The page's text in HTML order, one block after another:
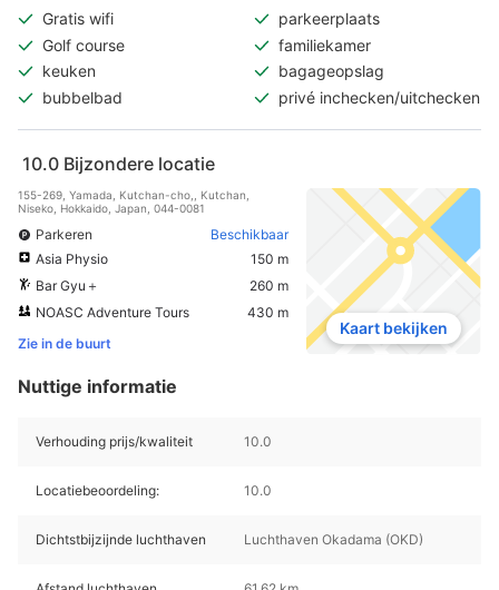
Gratis wifi
parkeerplaats
Golf course
familiekamer
keuken
bagageopslag
bubbelbad
privé inchecken/uitchecken
10.0 Bijzondere locatie
155-269, Yamada, Kutchan-cho,, Kutchan,
Niseko, Hokkaido, Japan, 044-0081
Parkeren
Beschikbaar
Asia Physio
150 m
Bar Gyu＋
260 m
NOASC Adventure Tours
430 m
Zie in de buurt
Kaart bekijken
Nuttige informatie
Verhouding prijs/kwaliteit 10.0
Locatiebeoordeling: 10.0
Dichtstbijzijnde luchthaven Luchthaven Okadama (OKD)